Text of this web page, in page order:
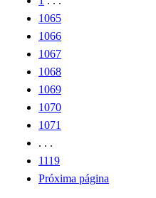
1065
1066
1067
1068
1069
1070
1071
. . .
1119
Próxima página